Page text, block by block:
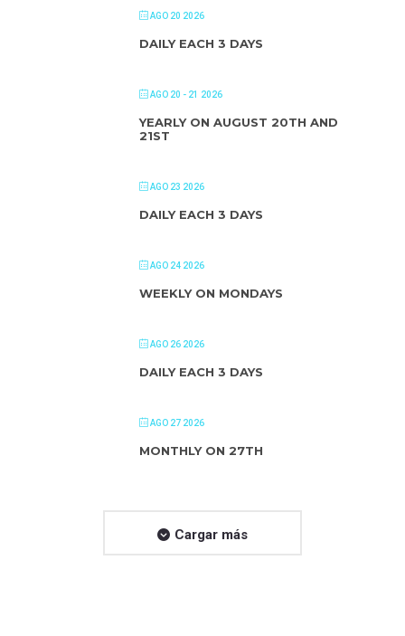
AGO 20 2026
DAILY EACH 3 DAYS
AGO 20 - 21 2026
YEARLY ON AUGUST 20TH AND
21ST
AGO 23 2026
DAILY EACH 3 DAYS
AGO 24 2026
WEEKLY ON MONDAYS
AGO 26 2026
DAILY EACH 3 DAYS
AGO 27 2026
MONTHLY ON 27TH
Cargar más